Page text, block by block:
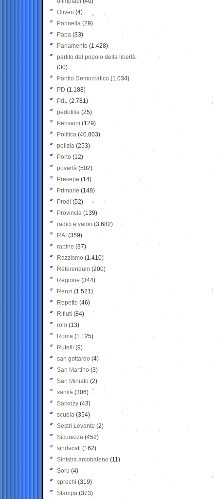
Oliveri (4)
Pannella (29)
Papa (33)
Parlamento (1.428)
partito del popolo della libertà
(30)
Partito Democratico (1.034)
PD (1.188)
PdL (2.781)
pedofilia (25)
Pensioni (129)
Politica (40.803)
polizia (253)
Porto (12)
povertà (502)
Presepe (14)
Primarie (149)
Prodi (52)
Provincia (139)
radici e valori (3.682)
RAI (359)
rapine (37)
Razzismo (1.410)
Referendum (200)
Regione (344)
Renzi (1.521)
Repetto (46)
Rifiuti (84)
rom (13)
Roma (1.125)
Rutelli (9)
san gottardo (4)
San Martino (3)
San Miniato (2)
sanità (306)
Sarkozy (43)
scuola (354)
Sestri Levante (2)
Sicurezza (452)
sindacati (162)
Sinistra arcobaleno (11)
Soru (4)
sprechi (319)
Stampa (373)